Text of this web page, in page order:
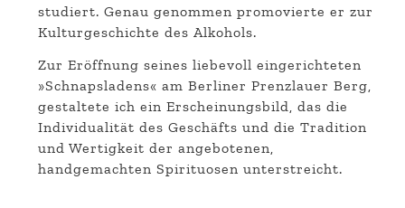
studiert. Genau genommen promovierte er zur
Kulturgeschichte des Alkohols.
Zur Eröffnung seines liebevoll eingerichteten
»Schnapsladens« am Berliner Prenzlauer Berg,
gestaltete ich ein Erscheinungsbild, das die
Individualität des Geschäfts und die Tradition
und Wertigkeit der angebotenen,
handgemachten Spirituosen unterstreicht.